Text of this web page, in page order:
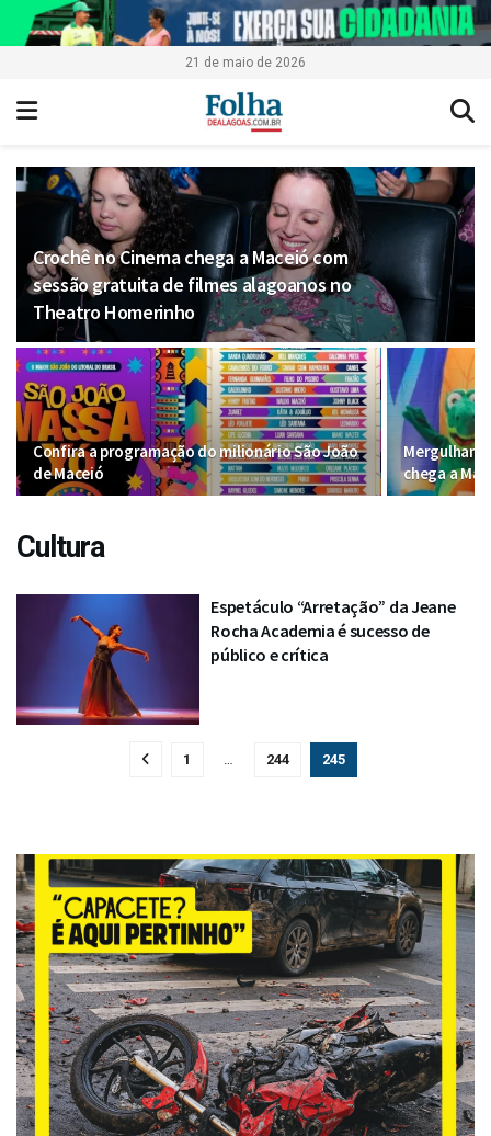
21 de maio de 2026
Crochê no Cinema chega a Maceió com
sessão gratuita de filmes alagoanos no
Theatro Homerinho
Confira a programação do milionário São João
de Maceió
chega a
Cultura
Espetáculo “Arretação” da Jeane
Rocha Academia é sucesso de
público e crítica
1 … 244 245